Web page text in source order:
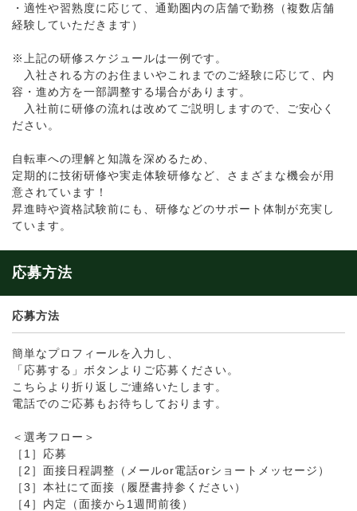
・適性や習熟度に応じて、通勤圏内の店舗で勤務（複数店舗
経験していただきます）
※上記の研修スケジュールは一例です。
入社される方のお住まいやこれまでのご経験に応じて、内
容・進め方を一部調整する場合があります。
入社前に研修の流れは改めてご説明しますので、ご安心く
ださい。
自転車への理解と知識を深めるため、
定期的に技術研修や実走体験研修など、さまざまな機会が用
意されています！
昇進時や資格試験前にも、研修などのサポート体制が充実し
ています。
応募方法
応募方法
簡単なプロフィールを入力し、
「応募する」ボタンよりご応募ください。
こちらより折り返しご連絡いたします。
電話でのご応募もお待ちしております。
＜選考フロー＞
［1］応募
［2］面接日程調整（メールor電話orショートメッセージ）
［3］本社にて面接（履歴書持参ください）
［4］内定（面接から1週間前後）